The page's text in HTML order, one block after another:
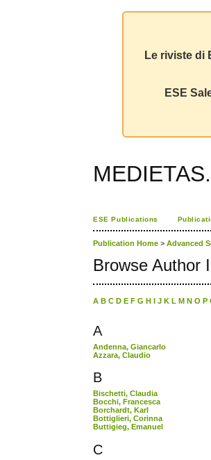
Le riviste di
ESE
ESE Publications
Publication Home >Advanced
Browse Author
A B C D E F G H I J K L M N O P
A
Andenna, Giancarlo
Azzara, Claudio
B
Bischetti, Claudia
Bocchi, Francesca
Borchardt, Karl
Bottiglieri, Corinna
Buttigieg, Emanuel
C